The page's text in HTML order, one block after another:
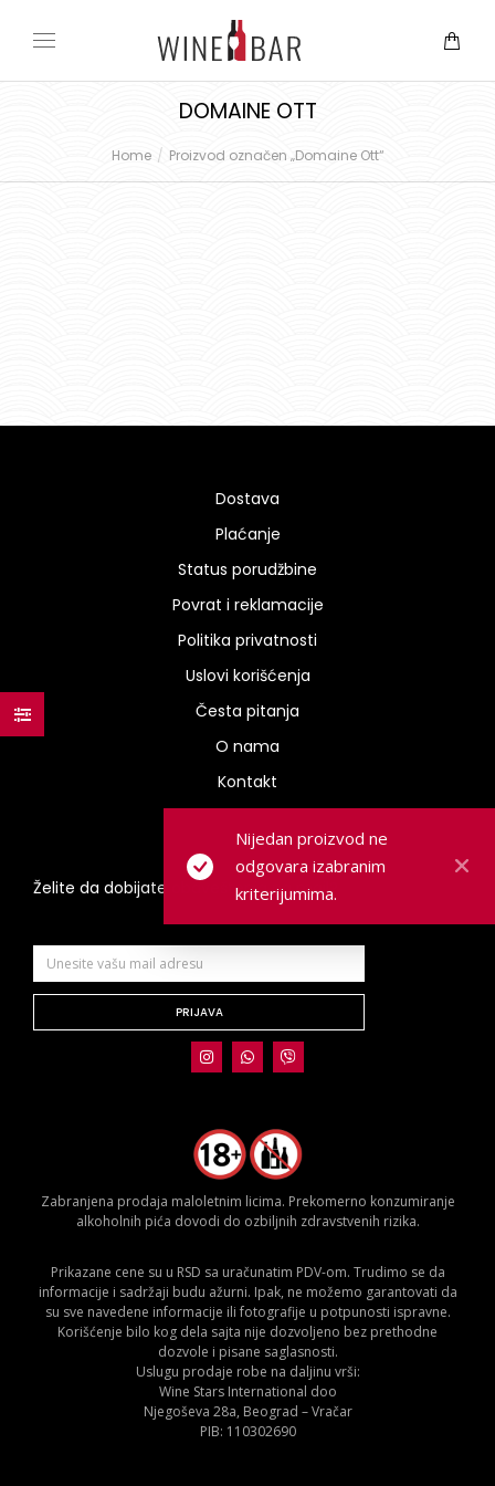
DOMAINE OTT
You are here:
Home Proizvod označen „Domaine Ott“
Nijedan proizvod ne
odgovara izabranim
kriterijumima.
Dostava
Plaćanje
Status porudžbine
Povrat i reklamacije
Politika privatnosti
Uslovi korišćenja
Česta pitanja
O nama
Kontakt
Želite da dobijate obaveštenja na mail?
PRIJAVA
Zabranjena prodaja maloletnim licima. Prekomerno konzumiranje
alkoholnih pića dovodi do ozbiljnih zdravstvenih rizika.
Prikazane cene su u RSD sa uračunatim PDV-om. Trudimo se da
informacije i sadržaji budu ažurni. Ipak, ne možemo garantovati da
su sve navedene informacije ili fotografije u potpunosti ispravne.
Korišćenje bilo kog dela sajta nije dozvoljeno bez prethodne
dozvole i pisane saglasnosti.
Uslugu prodaje robe na daljinu vrši:
Wine Stars International doo
Njegoševa 28a, Beograd – Vračar
PIB: 110302690